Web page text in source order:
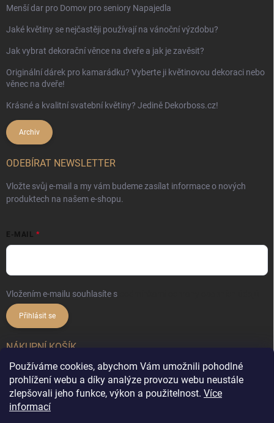
Používáme cookies, abychom Vám umožnili pohodlné
prohlížení webu a díky analýze provozu webu neustále
zlepšovali jeho funkce, výkon a použitelnost. Více
informací
Menší dar pro Domov pro seniory Napajedla
Jaké květiny se nejčastěji používají na vánoční výzdobu?
Jak vybrat dekorační věnce na dveře a jak je zavěsit?
Originální dárek pro kamarádku? Vyberte ji květinovou dekoraci nebo
věnec na dveře!
Krásné a kvalitní svatební květiny? Jedině Dekorboss.cz!
Archiv
ODEBÍRAT NEWSLETTER
Vložte svůj e-mail a my vám budeme zasílat informace o nových
produktech na našem e-shopu.
E-MAIL
Vložením e-mailu souhlasíte s
Přihlásit se
NÁKUPNÍ KOŠÍK
0ks /0 Kč